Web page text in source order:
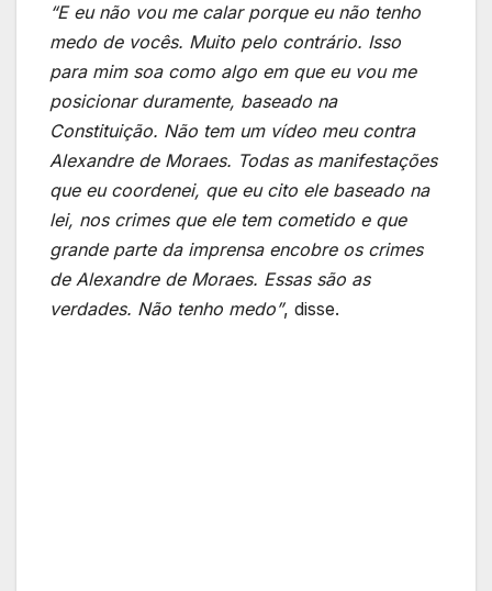
“E eu não vou me calar porque eu não tenho
medo de vocês. Muito pelo contrário. Isso
para mim soa como algo em que eu vou me
posicionar duramente, baseado na
Constituição. Não tem um vídeo meu contra
Alexandre de Moraes. Todas as manifestações
que eu coordenei, que eu cito ele baseado na
lei, nos crimes que ele tem cometido e que
grande parte da imprensa encobre os crimes
de Alexandre de Moraes. Essas são as
verdades. Não tenho medo”, disse.